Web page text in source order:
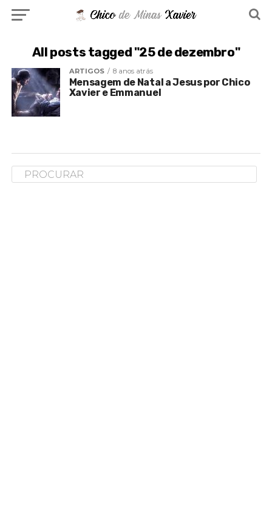
All posts tagged "25 de dezembro"
ARTIGOS 8 anos atrás
Mensagem de Natal a Jesus por Chico
Xavier e Emmanuel